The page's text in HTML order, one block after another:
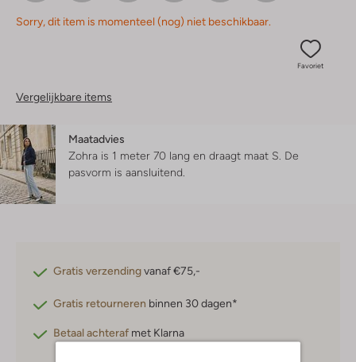
Sorry, dit item is momenteel (nog) niet beschikbaar.
Favoriet
Vergelijkbare items
Maatadvies
Zohra is 1 meter 70 lang en draagt maat S. De
pasvorm is aansluitend
Gratis verzendingvanaf €75,-
Gratis retourneren binnen 30 dagen*
Betaal achteraf met Klarna